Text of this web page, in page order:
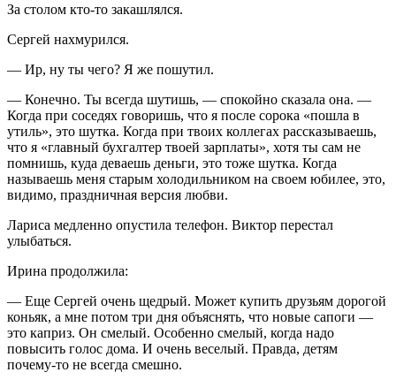
За столом кто-то закашлялся.
Сергей нахмурился.
— Ир, ну ты чего? Я же пошутил.
— Конечно. Ты всегда шутишь, — спокойно сказала она. —
Когда при соседях говоришь, что я после сорока «пошла в
утиль», это шутка. Когда при твоих коллегах рассказываешь,
что я «главный бухгалтер твоей зарплаты», хотя ты сам не
помнишь, куда деваешь деньги, это тоже шутка. Когда
называешь меня старым холодильником на своем юбилее, это,
видимо, праздничная версия любви.
Лариса медленно опустила телефон. Виктор перестал
улыбаться.
Ирина продолжила:
— Еще Сергей очень щедрый. Может купить друзьям дорогой
коньяк, а мне потом три дня объяснять, что новые сапоги —
это каприз. Он смелый. Особенно смелый, когда надо
повысить голос дома. И очень веселый. Правда, детям
почему-то не всегда смешно.